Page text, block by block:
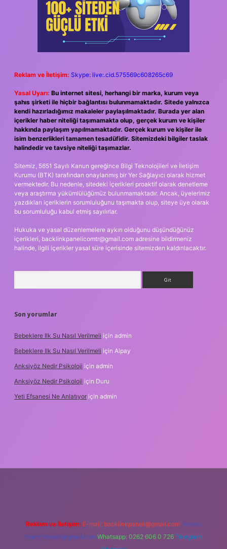
Reklam ve İletişim: Skype: live:.cid.575569c608265c69
Yasal Uyarı: Bu internet sitesi, herhangi bir marka, kurum veya
şahıs şirketi ile hiçbir bağlantısı bulunmamaktadır. Sitede yalnızca
kendi hazırladığımız makaleler paylaşılmaktadır. Burada yer alan
içerikler haber niteliği taşımamakta olup, gerçek kurum ve kişiler
hakkında paylaşım yapılmamaktadır. Gerçek kurum ve kişiler ile
isim benzerlikleri tamamen tesadüfidir. Sitemizdeki bilgiler taslak
halindedir ve tavsiye niteliği taşımazlar.
Sitemiz, 5651 Sayılı Kanun gereğince Bilgi Teknolojileri ve İletişim
Kurumu (BTK) tarafından onaylanmış bir Yer Sağlayıcı olarak hizmet
vermektedir. Bu nedenle, sitedeki içerikleri proaktif olarak denetleme
veya araştırma yükümlülüğümüz bulunmamaktadır. Ancak, üyelerimiz
yazdıkları içeriklerin sorumluluğunu taşımakta olup, siteye üye olarak
bu sorumluluğu kabul etmiş sayılırlar.
Hukuka ve yasal düzenlemelere aykırı olduğunu düşündüğünüz
içerikleri, backlinkpanelicomtr@gmail.com adresine bildirmeniz
halinde, ilgili içerikler yasal süre içerisinde sitemizden kaldırılacaktır.
Son yorumlar
Bebeklere Ilk Su Nasıl Verilmeli için admin
Bebeklere Ilk Su Nasıl Verilmeli için Alpay
Anksiyöz Nedir Psikoloji için admin
Anksiyöz Nedir Psikoloji için Duru
Yeti Efsanesi Ne Anlatıyor için admin
Reklam ve İletişim: E-mail: backlinkpaneli@gmail.com Teams:
forumhizmeti@gmail.com Whatsapp: 0262 606 0 726 Telegram: